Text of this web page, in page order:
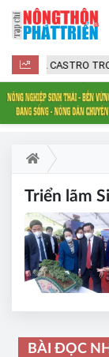
FIDEL CASTRO
Triển lãm
BÀI ĐỌC